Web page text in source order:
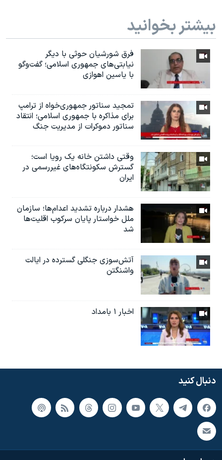
بیشتر بخوانید
فرق شورشیان حوثی با دیگر
نیابتی‌های جمهوری اسلامی؛ گفت‌وگو
با یاسین اهوازی
تمجید سناتور جمهوری‌خواه از ترامپ
برای مذاکره با جمهوری اسلامی؛ انتقاد
سناتور دموکرات از مدیریت جنگ
وقتی داشتن خانه یک رویا است؛
گسترش سکونتگاه‌های غیررسمی در
ایران
هشدار درباره تشدید اعدام‌ها؛ سازمان
ملل خواستار پایان سرکوب اقلیت‌ها
شد
آتش‌سوزی جنگلی گسترده در ایالت
واشنگتن
اخبار ۱ بامداد
دنبال کنید